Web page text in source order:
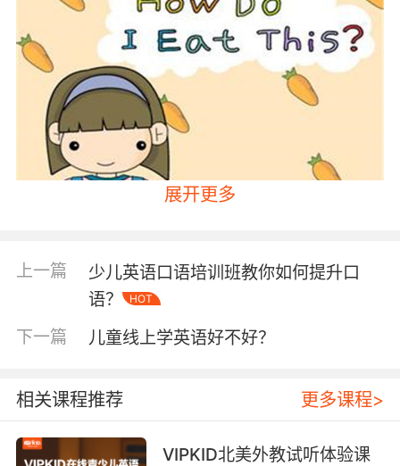
少儿学英语去哪比较好首先明确孩子的英语学习
需要提升口语而有的孩子需要提升对于基础知识
的掌握，只有“对症下药”才能为孩子的英语学习
带去更加有效的帮助。
展开更多
上一篇
少儿英语口语培训班教你如何提升口
语？
HOT
下一篇 儿童线上学英语好不好？
相关课程推荐 更多课程>
VIPKID北美外教试听体验课